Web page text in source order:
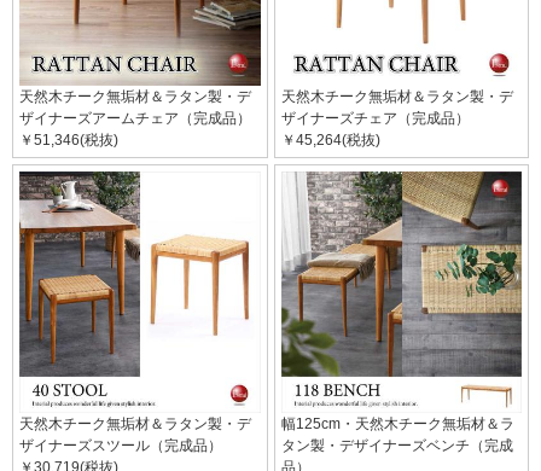
天然木チーク無垢材＆ラタン製・デ
ザイナーズアームチェア（完成品）
￥51,346(税抜)
天然木チーク無垢材＆ラタン製・デ
ザイナーズチェア（完成品）
￥45,264(税抜)
天然木チーク無垢材＆ラタン製・デ
ザイナーズスツール（完成品）
￥30,719(税抜)
幅125cm・天然木チーク無垢材＆ラ
タン製・デザイナーズベンチ（完成
品）